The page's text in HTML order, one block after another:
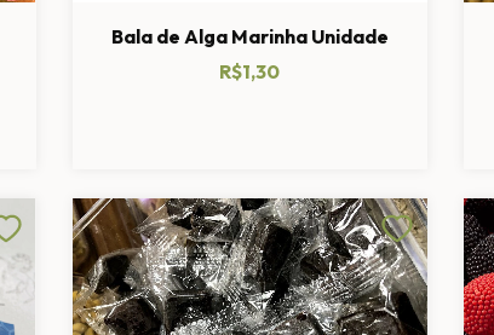
Bala de Alga Marinha Unidade
R$1,30